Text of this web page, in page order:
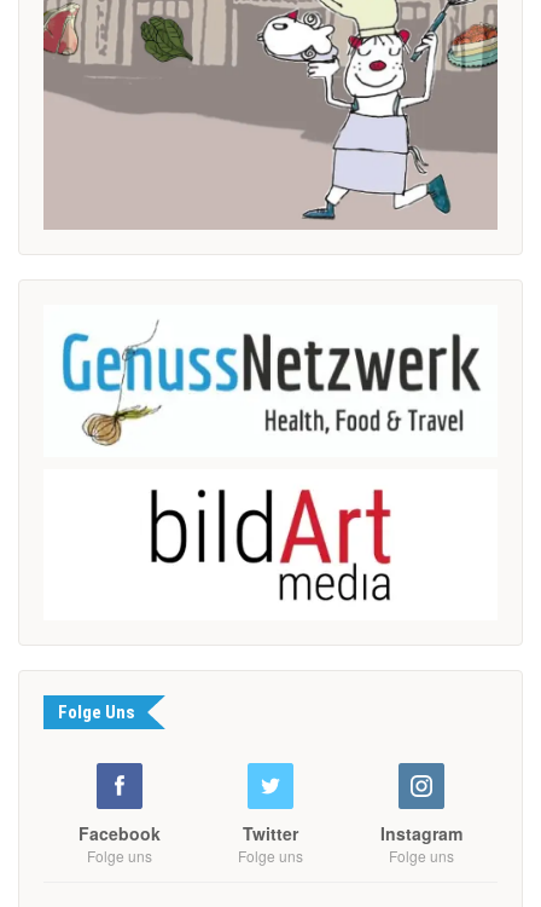
Folge Uns
Facebook
Folge uns
Twitter
Folge uns
Instagram
Folge uns